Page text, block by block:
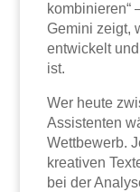
kombinieren“
Gemini zeigt,
entwickelt
ist.
Wer heute
Assistenten
Wettbewerb.
kreativen
bei der